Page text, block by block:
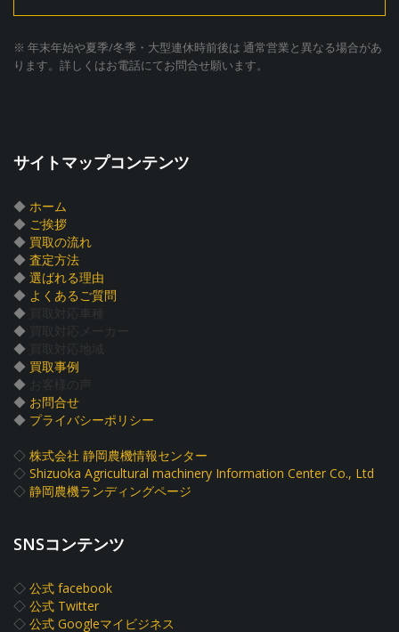
※ 年末年始や夏季/冬季・大型連休時前後は 通常営業と異なる場合があ
ります。詳しくはお電話にてお問合せ願います。
サイトマップコンテンツ
◆ ホーム
◆ ご挨拶
◆ 買取の流れ
◆ 査定方法
◆ 選ばれる理由
◆ よくあるご質問
◆
買取対応車種
◆
買取対応メーカー
◆
買取対応地域
◆ 買取事例
◆ お客様の声
◆ お問合せ
◆ プライバシーポリシー
◇ 株式会社 静岡農機情報センター
◇ Shizuoka Agricultural machinery Information Center Co., Ltd
◇ 静岡農機ランディングページ
SNSコンテンツ
◇ 公式 facebook
◇ 公式 Twitter
◇ 公式 Googleマイビジネス